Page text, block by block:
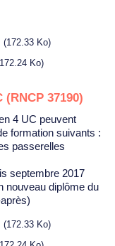
(172.33 Ko)
Ko)
(RNCP 37190)
formation suivants :
passerelles
septembre 2017
nouveau diplôme du
(172.33 Ko)